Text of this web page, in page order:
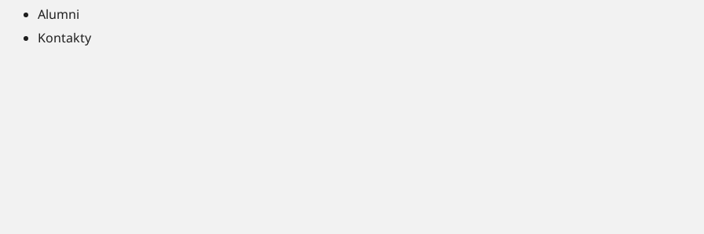
Alumni
Kontakty